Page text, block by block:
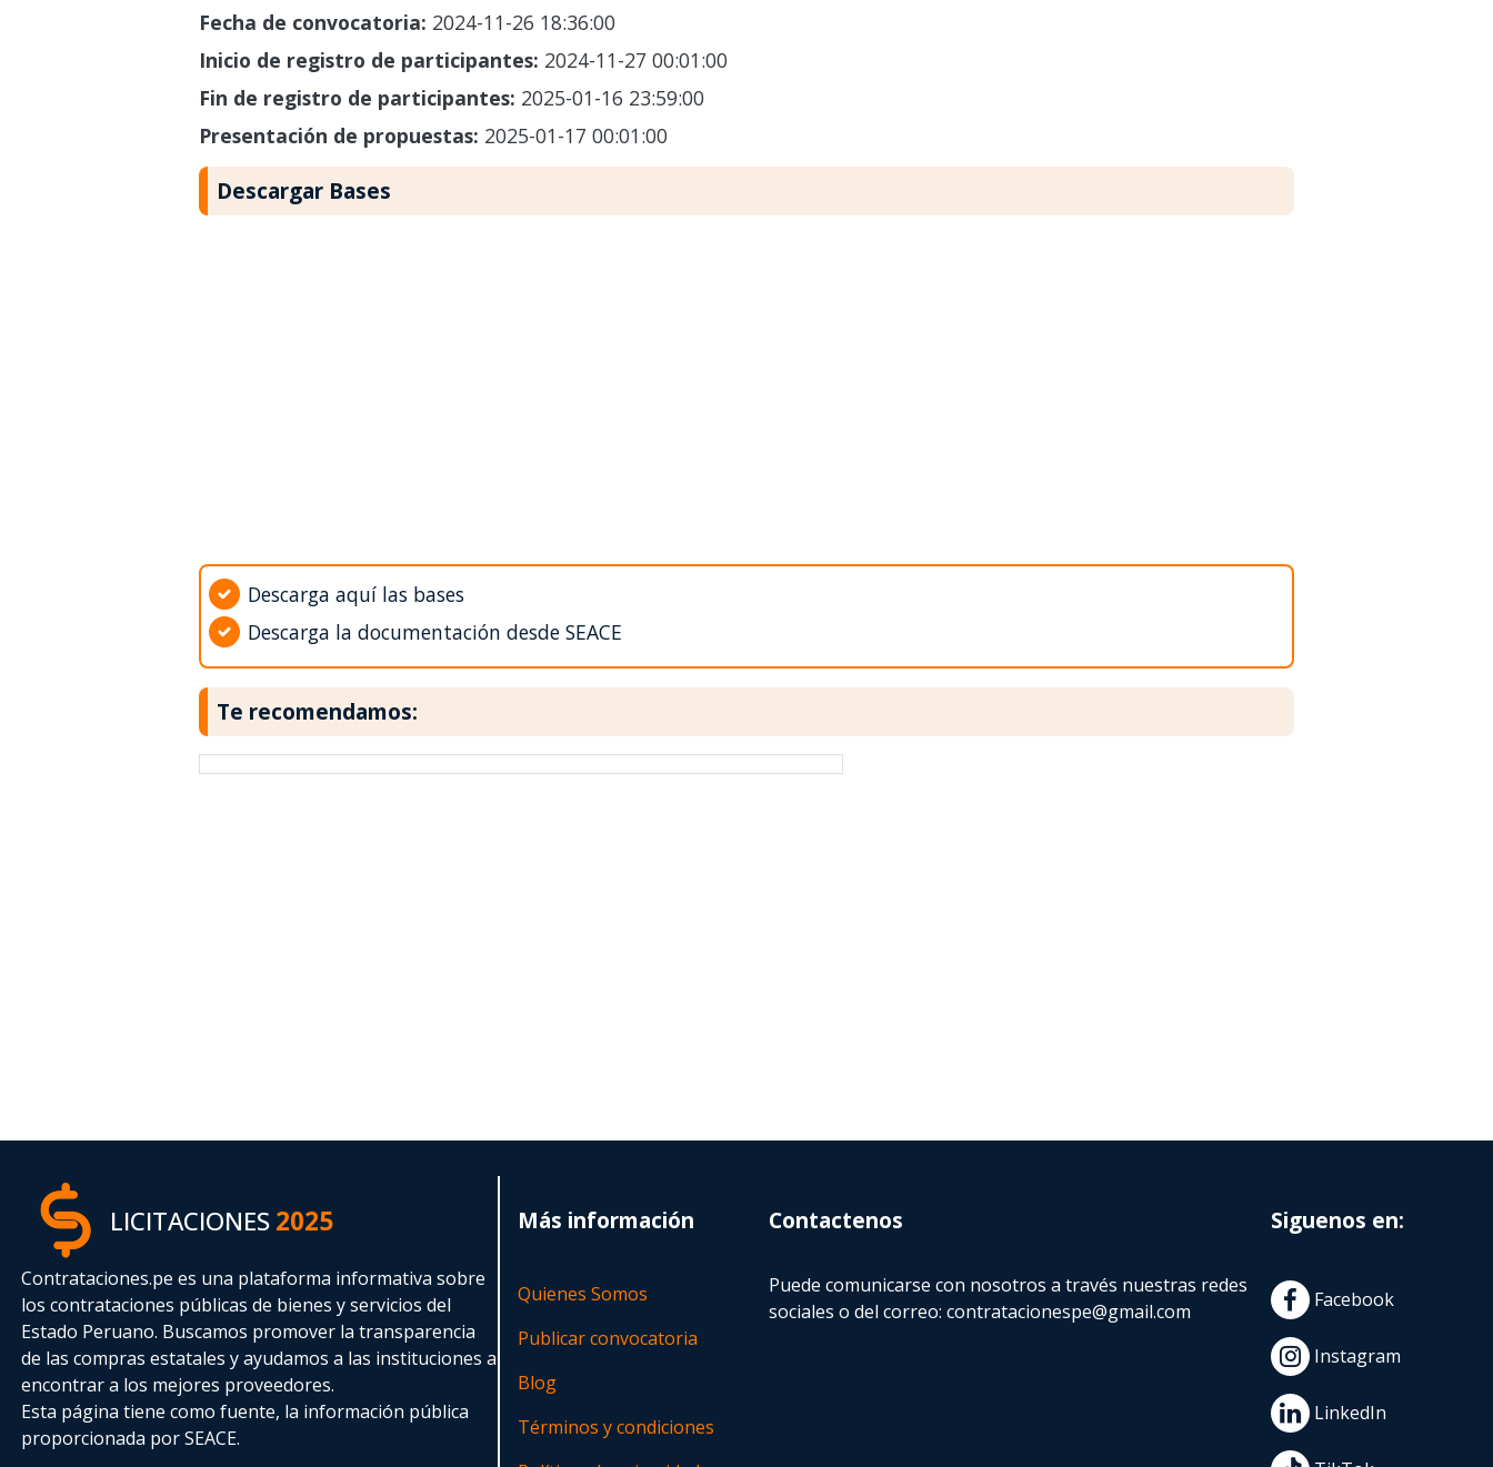
Fecha de convocatoria: 2024-11-26 18:36:00
Inicio de registro de participantes: 2024-11-27 00:01:00
Fin de registro de participantes: 2025-01-16 23:59:00
Presentación de propuestas: 2025-01-17 00:01:00
Descargar Bases
Descarga aquí las bases
Descarga la documentación desde SEACE
Te recomendamos:
LICITACIONES2025
Contrataciones.pe es una plataforma informativa sobre
los contrataciones públicas de bienes y servicios del
Estado Peruano. Buscamos promover la transparencia
de las compras estatalesy ayudamos a las instituciones a
encontrar a los mejores proveedores.
Esta página tiene como fuente, la información pública
proporcionada por SEACE.
Más información
Quienes Somos
Publicar convocatoria
Blog
Términos y condiciones
Contactenos
Puede comunicarse con nosotros a través nuestras redes
sociales o del correo:contratacionespe@gmail.com
Siguenos en:
Facebook
Instagram
LinkedIn